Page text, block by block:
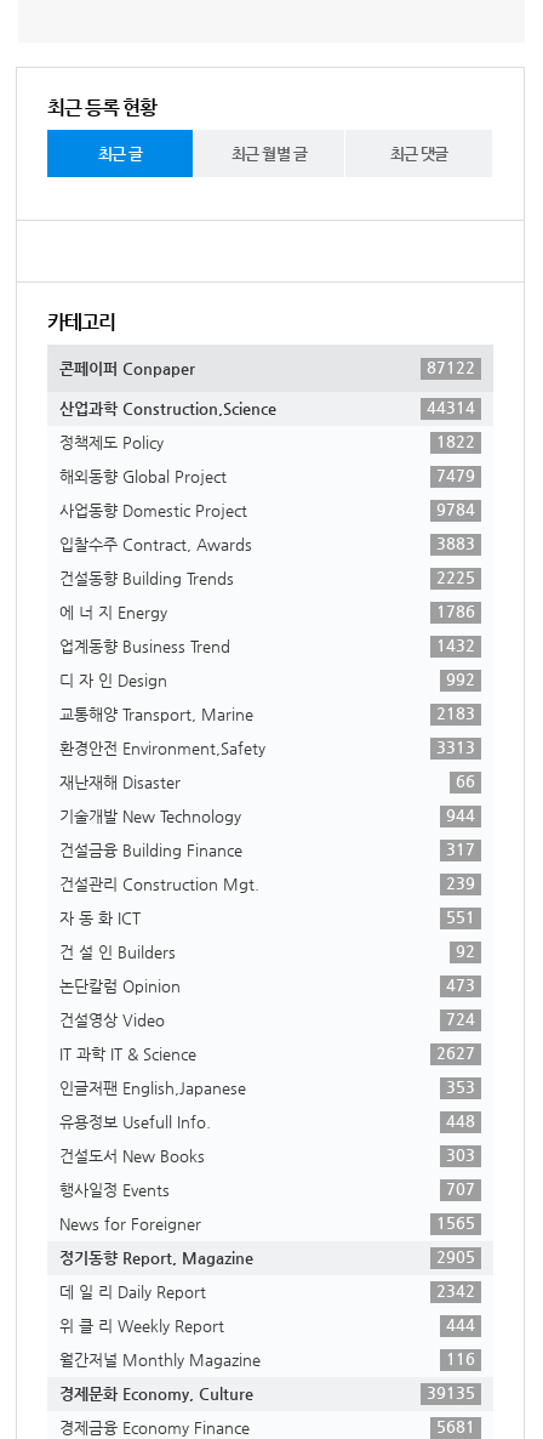
최근 등록 현황
최근 글 최근 월별 글 최근 댓글
카테고리
콘페이퍼 Conpaper 87122
산업과학 Construction,Science
44314
정책제도 Policy
1822
해외동향 Global Project
7479
사업동향 Domestic Project
9784
입찰수주 Contract, Awards
3883
건설동향 Building Trends
2225
에 너 지 Energy
1786
업계동향 Business Trend
1432
디 자 인 Design
992
교통해양 Transport, Marine
2183
환경안전 Environment,Safety
3313
재난재해 Disaster
66
기술개발 New Technology
944
건설금융 Building Finance
317
건설관리 Construction Mgt.
239
자 동 화 ICT
551
건 설 인 Builders
92
논단칼럼 Opinion
473
건설영상 Video
724
IT 과학 IT & Science
2627
인글저팬 English,Japanese
353
유용정보 Usefull Info.
448
건설도서 New Books
303
행사일정 Events
707
News for Foreigner
1565
정기동향 Report, Magazine
2905
데 일 리 Daily Report
2342
위 클 리 Weekly Report
444
월간저널 Monthly Magazine
116
경제문화 Economy, Culture
39135
경제금융 Economy Finance
5681